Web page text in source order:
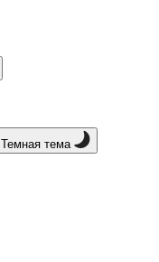
Темная тема